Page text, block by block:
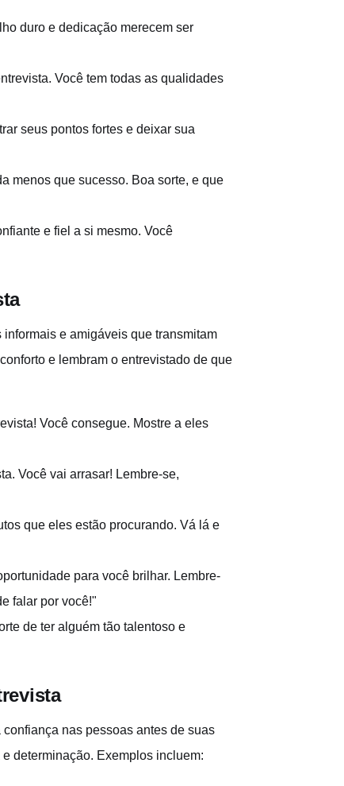
duro e dedicação merecem ser
Você tem todas as qualidades
seus pontos fortes e deixar sua
menos que sucesso. Boa sorte, e que
e fiel a si mesmo. Você
e amigáveis que transmitam
e lembram o entrevistado de que
Você consegue. Mostre a eles
Você vai arrasar! Lembre-se,
que eles estão procurando. Vá lá e
para você brilhar. Lembre-
falar por você!"
de ter alguém tão talentoso e
nas pessoas antes de suas
determinação. Exemplos incluem: